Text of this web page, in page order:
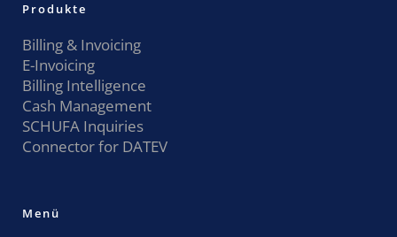
Produkte
Billing & Invoicing
E-Invoicing
Billing Intelligence
Cash Management
SCHUFA Inquiries
Connector for DATEV
Menü